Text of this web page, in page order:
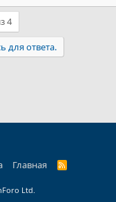
4
для ответа.
Главная
R
Ltd.